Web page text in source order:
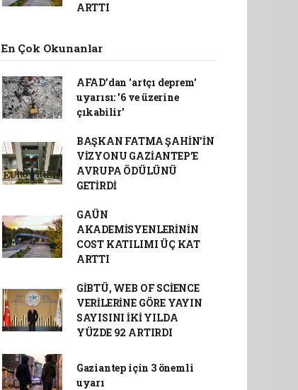
ARTTI
En Çok Okunanlar
AFAD’dan 'artçı deprem'
uyarısı: '6 ve üzerine
çıkabilir'
BAŞKAN FATMA ŞAHİN’İN
VİZYONU GAZİANTEP’E
AVRUPA ÖDÜLÜNÜ
GETİRDİ
GAÜN
AKADEMİSYENLERİNİN
COST KATILIMI ÜÇ KAT
ARTTI
GİBTÜ, WEB OF SCİENCE
VERİLERİNE GÖRE YAYIN
SAYISINI İKİ YILDA
YÜZDE 92 ARTIRDI
Gaziantep için 3 önemli
uyarı